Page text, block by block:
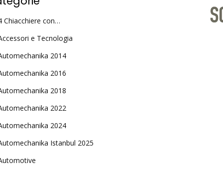
Chiacchiere con…
e Tecnologia
2014
2016
2018
2022
2024
Istanbul 2025